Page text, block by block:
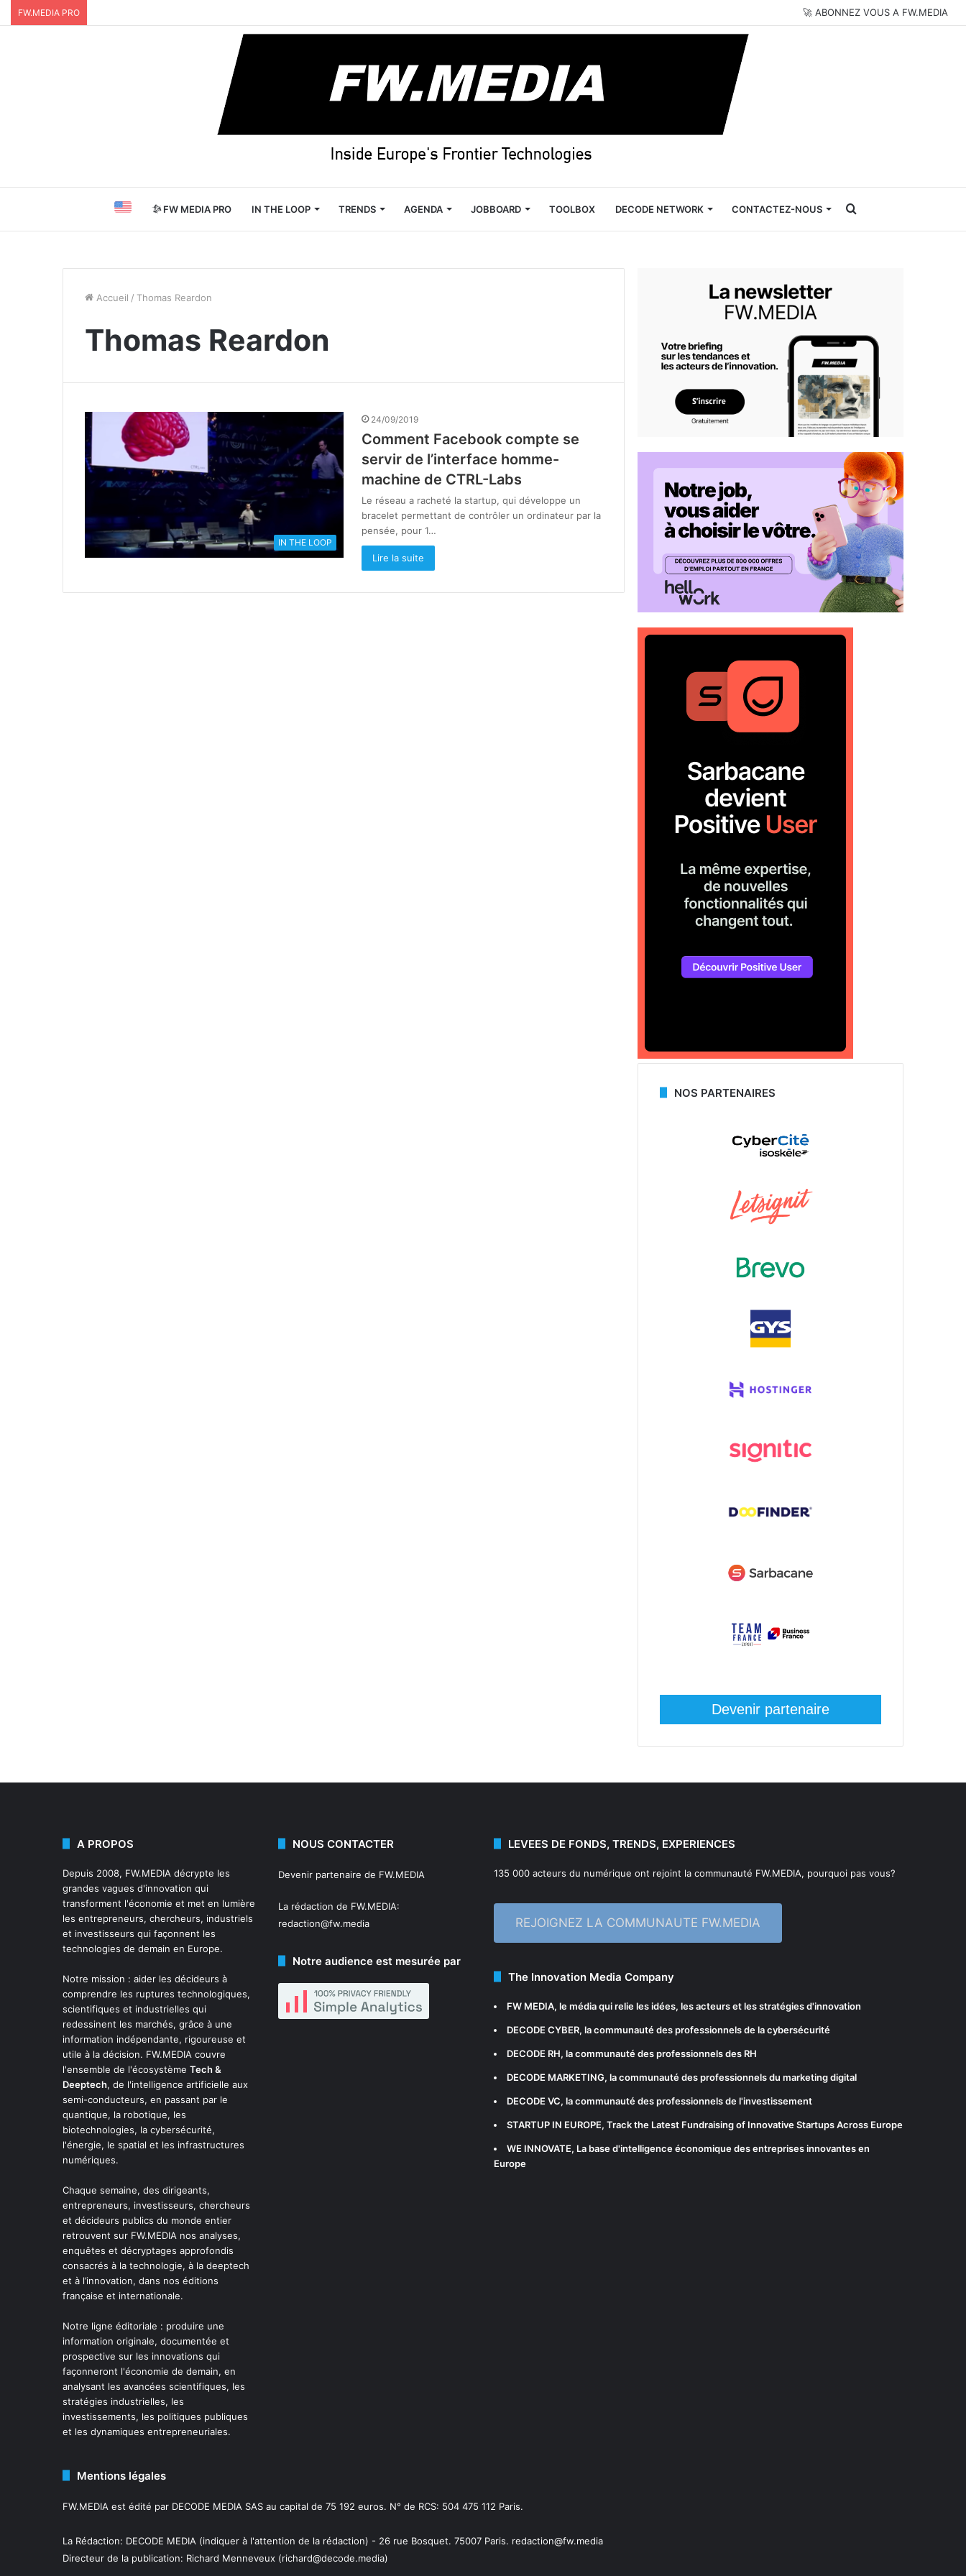
FW.MEDIA PRO 🚀 ABONNEZ VOUS A FW.MEDIA
FW MEDIA PRO IN THE LOOP TRENDS AGENDA JOBBOARD TOOLBOX DECODE NETWORK CONTACTEZ-NOUS Rechercher
Accueil / Thomas Reardon
Thomas Reardon
IN THE LOOP
24/09/2019
Comment Facebook compte se
servir de l’interface homme-
machine de CTRL-Labs
Le réseau a racheté la startup, qui développe un
bracelet permettant de contrôler un ordinateur par la
pensée, pour 1…
Lire la suite
NOS PARTENAIRES
Devenir partenaire
A PROPOS
Depuis 2008, FW.MEDIA décrypte les
grandes vagues d'innovation qui
transforment l'économie et met en lumière
les entrepreneurs, chercheurs, industriels
et investisseurs qui façonnent les
technologies de demain en Europe.
Notre mission : aider les décideurs à
comprendre les ruptures technologiques,
scientifiques et industrielles qui
redessinent les marchés, grâce à une
information indépendante, rigoureuse et
utile à la décision. FW.MEDIA couvre
l'ensemble de l'écosystème Tech &
Deeptech, de l'intelligence artificielle aux
semi-conducteurs, en passant par le
quantique, la robotique, les
biotechnologies, la cybersécurité,
l'énergie, le spatial et les infrastructures
numériques.
Chaque semaine, des dirigeants,
entrepreneurs, investisseurs, chercheurs
et décideurs publics du monde entier
retrouvent sur FW.MEDIA nos analyses,
enquêtes et décryptages approfondis
consacrés à la technologie, à la deeptech
et à l’innovation, dans nos éditions
française et internationale.
Notre ligne éditoriale : produire une
information originale, documentée et
prospective sur les innovations qui
façonneront l'économie de demain, en
analysant les avancées scientifiques, les
stratégies industrielles, les
investissements, les politiques publiques
et les dynamiques entrepreneuriales.
NOUS CONTACTER
Devenir partenaire de FW.MEDIA
La rédaction de FW.MEDIA:
redaction@fw.media
Notre audience est mesurée par
LEVEES DE FONDS, TRENDS, EXPERIENCES
135 000 acteurs du numérique ont rejoint la communauté FW.MEDIA, pourquoi pas vous?
REJOIGNEZ LA COMMUNAUTE FW.MEDIA
The Innovation Media Company
FW MEDIA, le média qui relie les idées, les acteurs et les stratégies d'innovation
DECODE CYBER, la communauté des professionnels de la cybersécurité
DECODE RH, la communauté des professionnels des RH
DECODE MARKETING, la communauté des professionnels du marketing digital
DECODE VC, la communauté des professionnels de l'investissement
STARTUP IN EUROPE, Track the Latest Fundraising of Innovative Startups Across Europe
WE INNOVATE, La base d'intelligence économique des entreprises innovantes en
Europe
Mentions légales
FW.MEDIA est édité par DECODE MEDIA SAS au capital de 75 192 euros. N° de RCS: 504 475 112 Paris.
La Rédaction: DECODE MEDIA (indiquer à l'attention de la rédaction) - 26 rue Bosquet. 75007 Paris. redaction@fw.media
Directeur de la publication: Richard Menneveux (richard@decode.media)